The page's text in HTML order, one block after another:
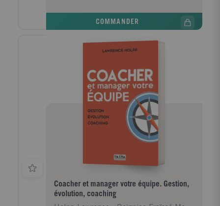
un récit d'aventures et un récit policier humoristique
propose la version intégrale de l'histoire longue ; ce
texte est entièrement décodable par l'élève. Des
COMMANDER
Coacher et manager votre équipe. Gestion,
évolution, coaching